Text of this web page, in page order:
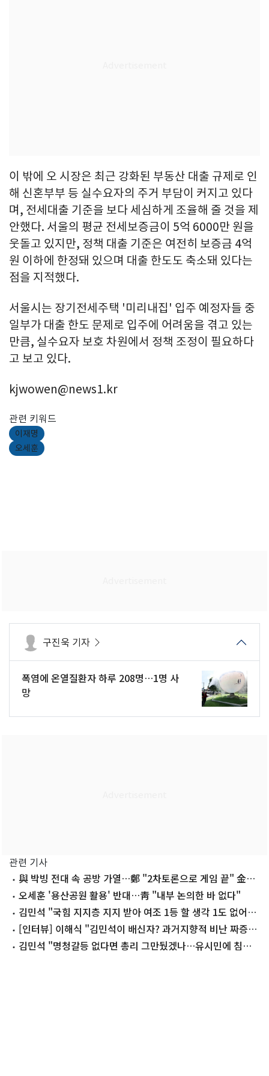
이 밖에 오 시장은 최근 강화된 부동산 대출 규제로 인
해 신혼부부 등 실수요자의 주거 부담이 커지고 있다
며, 전세대출 기준을 보다 세심하게 조율해 줄 것을 제
안했다. 서울의 평균 전세보증금이 5억 6000만 원을
웃돌고 있지만, 정책 대출 기준은 여전히 보증금 4억
원 이하에 한정돼 있으며 대출 한도도 축소돼 있다는
점을 지적했다.
서울시는 장기전세주택 '미리내집' 입주 예정자들 중
일부가 대출 한도 문제로 입주에 어려움을 겪고 있는
만큼, 실수요자 보호 차원에서 정책 조정이 필요하다
고 보고 있다.
kjwowen@news1.kr
관련 키워드
이재명
오세훈
구진욱 기자
폭염에 온열질환자 하루 208명…1명 사
망
관련 기사
與 박빙 전대 속 공방 가열…鄭 "2차토론으로 게임 끝" 金
"제가 과반"(종합)
오세훈 '용산공원 활용' 반대…靑 "내부 논의한 바 없다"
김민석 "국힘 지지층 지지 받아 여조 1등 할 생각 1도 없어"
(종합)
[인터뷰] 이해식 "김민석이 배신자? 과거지향적 비난 짜증날
지경"
김민석 "명청갈등 없다면 총리 그만뒀겠나…유시민에 침묵